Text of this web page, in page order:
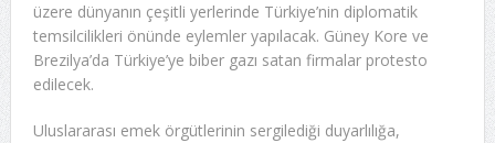
üzere dünyanın çeşitli yerlerinde Türkiye’nin diplomatik
temsilcilikleri önünde eylemler yapılacak. Güney Kore ve
Brezilya’da Türkiye’ye biber gazı satan firmalar protesto
edilecek.
Uluslararası emek örgütlerinin sergilediği duyarlılığa,